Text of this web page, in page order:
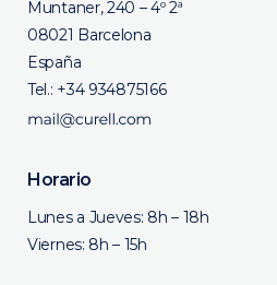
Muntaner, 240 – 4º 2ª
08021 Barcelona
España
Tel.: +34 934875166
Horario
Lunes a Jueves: 8h – 18h
Viernes: 8h – 15h